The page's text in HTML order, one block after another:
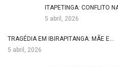
ITAPETINGA: CONFLITO
5 abril, 2026
TRAGÉDIA EM IBIRAPITANGA: MÃE E…
5 abril, 2026